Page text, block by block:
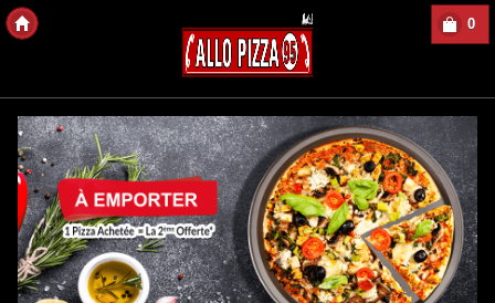
0
Copyright des-Click